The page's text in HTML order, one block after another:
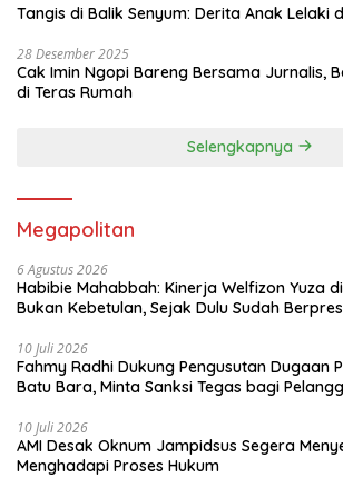
Tangis di Balik Senyum: Derita Anak Lelaki
28 Desember 2025
Cak Imin Ngopi Bareng Bersama Jurnalis,
di Teras Rumah
Selengkapnya
Megapolitan
6 Agustus 2026
Habibie Mahabbah: Kinerja Welfizon Yuza
Bukan Kebetulan, Sejak Dulu Sudah
10 Juli 2026
Fahmy Radhi Dukung Pengusutan Dugaan
Batu Bara, Minta Sanksi Tegas bagi
10 Juli 2026
AMI Desak Oknum Jampidsus Segera
Menghadapi Proses Hukum